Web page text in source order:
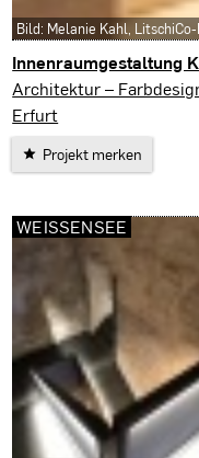
Innenraumgestaltung
Erfurt
Architektur –
Erfurt
Projekt merken
Bild: Melanie Kahl,
WEISSENSEE